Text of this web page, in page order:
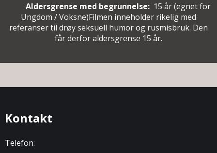
Aldersgrense med begrunnelse: 15 år(egnet for
Ungdom / Voksne)Filmen inneholder rikelig med
referanser til drøy seksuell humor og rusmisbruk. Den
får derfor aldersgrense 15 år.
Kontakt
Telefon: